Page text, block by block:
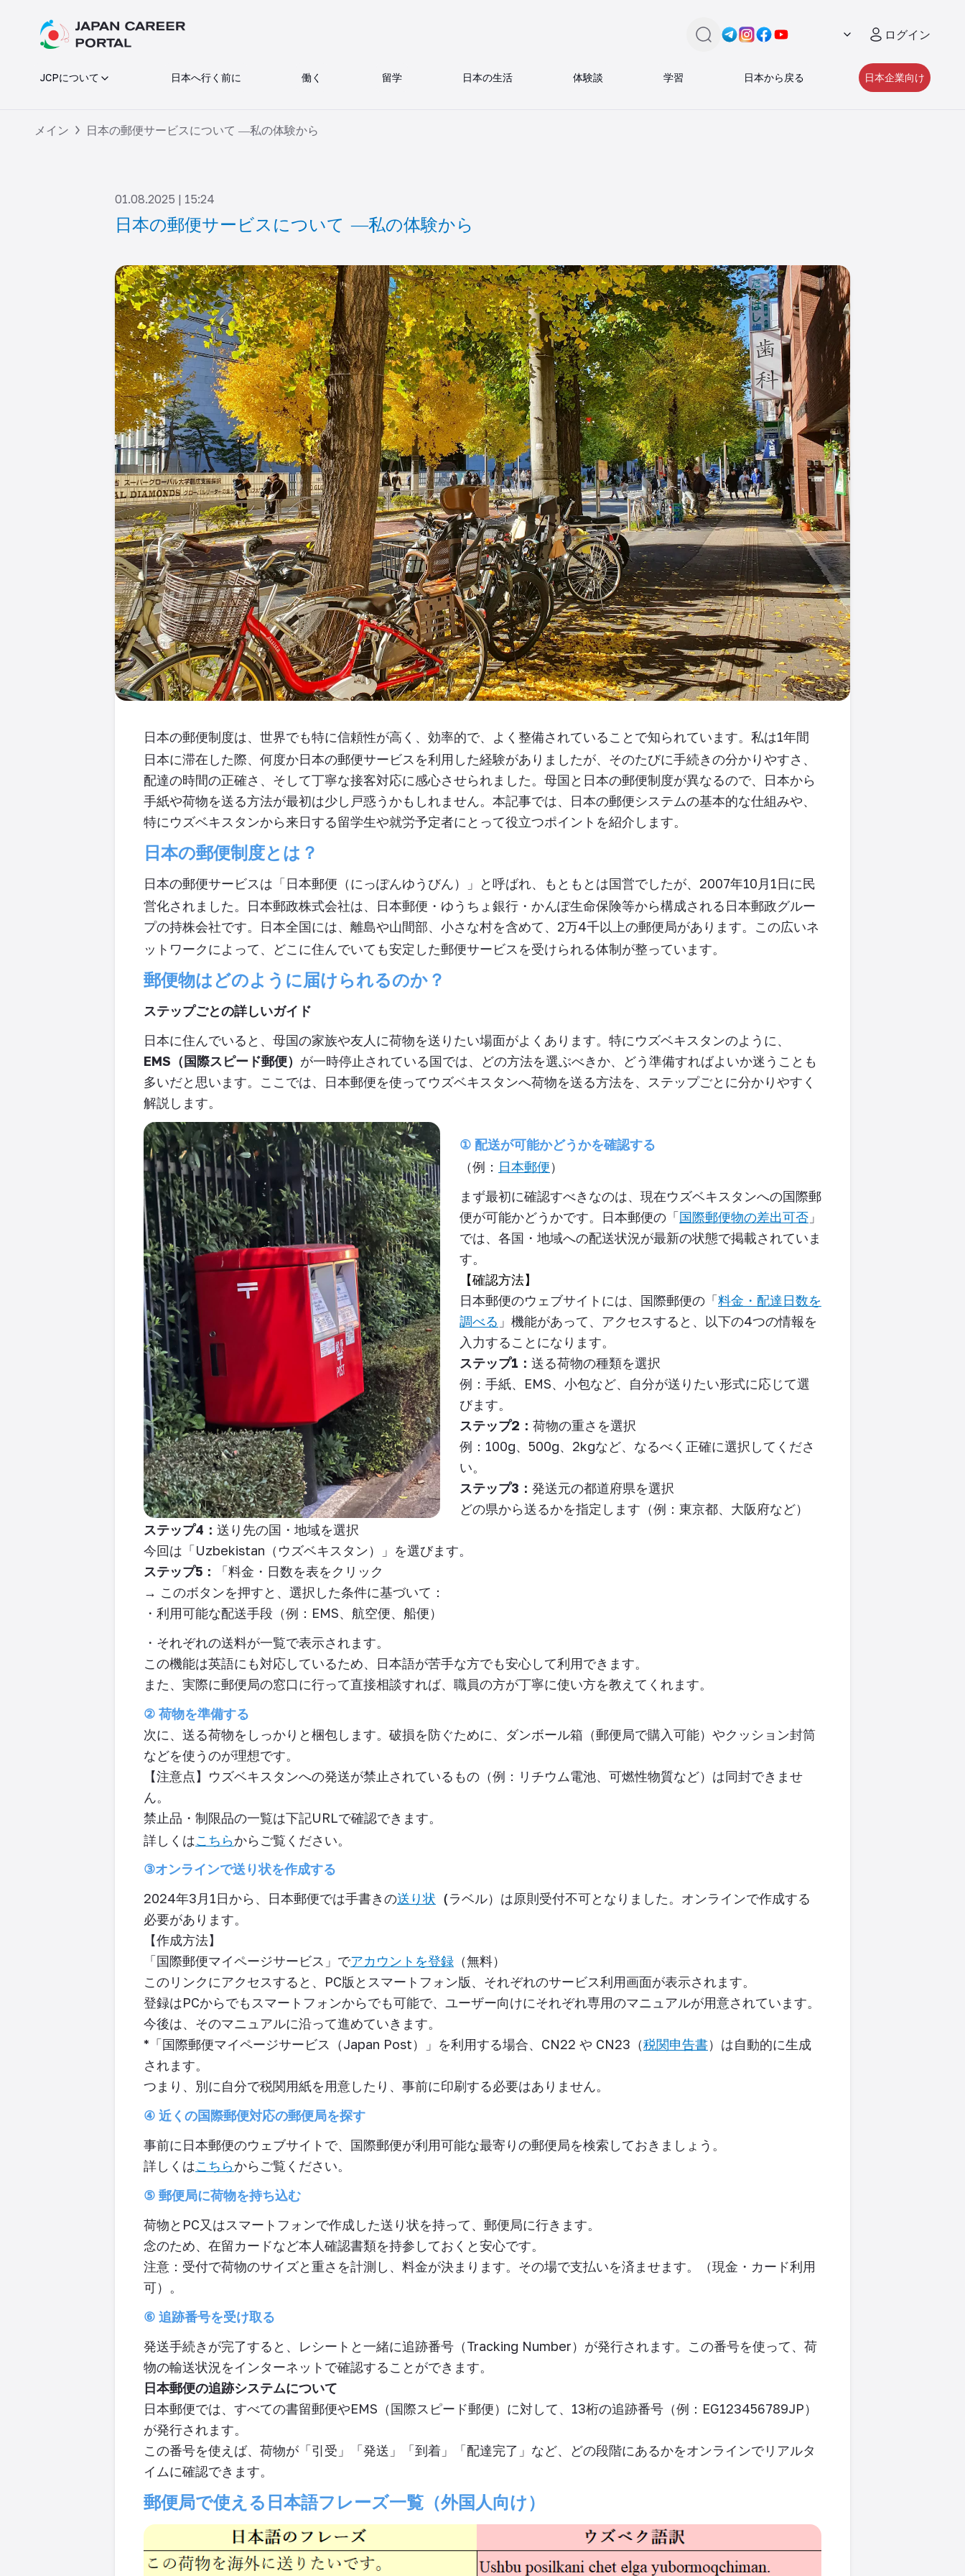
検索
ログイン
JCPについて 日本へ行く前に 働く 留学 日本の生活 体験談 学習 日本から戻る 日本企業向け
メイン 日本の郵便サービスについて ―私の体験から
01.08.2025 | 15:24
日本の郵便サービスについて ―私の体験から
日本の郵便制度は、世界でも特に信頼性が高く、効率的で、よく整備されていることで知られています。私は1年間
日本に滞在した際、何度か日本の郵便サービスを利用した経験がありましたが、そのたびに手続きの分かりやすさ、
配達の時間の正確さ、そして丁寧な接客対応に感心させられました。 母国と日本の郵便制度が異なるので、日本から
手紙や荷物を送る方法が最初は少し戸惑うかもしれません。本記事では、日本の郵便システムの基本的な仕組みや、
特にウズベキスタンから来日する留学生や就労予定者にとって役立つポイントを紹介します。
日本の郵便制度とは？
日本の郵便サービスは「日本郵便（にっぽんゆうびん）」と呼ばれ、もともとは国営でしたが、 2007年10 月 1日に民
営化されました。日本郵政株式会社は、日本郵便・ゆうちょ銀行・かんぽ生命保険等から構成される日本郵政グルー
プの持株会社です。日本全国には、離島や山間部、小さな村を含めて、 2万4千以上の郵便局があります。この広いネ
ットワークによって、どこに住んでいても安定した郵便サービスを受けられる体制が整っています。
郵便物はどのように届けられるのか？
ステップごとの詳しいガイド
日本に住んでいると、母国の家族や友人に荷物を送りたい場面がよくあります。特にウズベキスタンのように、
EMS （国際スピード郵便） が一時停止されている国では、どの方法を選ぶべきか、どう準備すればよいか迷うことも
多いだと思います。ここでは、日本郵便を使ってウズベキスタンへ荷物を送る方法を、ステップごとに分かりやすく
解説します。
① 配送が可能かどうかを確認する
（例： 日本郵便）
まず最初に確認すべきなのは、現在ウズベキスタンへの国際郵
便が可能かどうかです。日本郵便の 「国際郵便物の差出可否 」
では、各国・地域への配送状況が最新の状態で掲載されていま
す。
【確認方法】
日本郵便のウェブサイトには、国際郵便の「料金・配達日数を
調べる 」機能があって、アクセスすると、以下の4つの情報を
入力することになります。
ステップ1 ： 送る荷物の種類を選択
例：手紙、 EMS、小包など、自分が送りたい形式に応じて選
びます。
ステップ2 ： 荷物の重さを選択
例： 100g、 500g、 2kgなど、なるべく正確に選択してくださ
い。
ステップ3 ： 発送元の都道府県を選択
どの県から送るかを指定します（例：東京都、大阪府など）
ステップ4 ： 送り先の国・地域を選択
今回は「Uzbekistan （ウズベキスタン）」を選びます。
ステップ5：
「料金・日数を表をクリック
→ このボタンを押すと、選択した条件に基づいて：
・利用可能な配送手段（例： EMS、航空便、船便）
・それぞれの送料が一覧で表示されます。
この機能は英語にも対応しているため、日本語が苦手な方でも安心して利用できます。
また、実際に郵便局の窓口に行って直接相談すれば、職員の方が丁寧に使い方を教えてくれます。
② 荷物を準備する
次に、送る荷物をしっかりと梱包します。破損を防ぐために、 ダンボール箱（郵便局で購入可能）やクッション封筒
などを使うのが理想です。
【注意点】ウズベキスタンへの発送が禁止されているもの（例：リチウム電池、可燃性物質など）は同封できませ
ん。
禁止品・制限品の一覧は下記URLで確認できます。
詳しくはこちらからご覧ください。
③オンラインで送り状を作成する
2024年3 月 1日から、日本郵便では手書きの送り状 （ラベル）は原則受付不可となりました。オンラインで作成する
必要があります。
【作成方法】
「国際郵便マイページサービス」でアカウントを登録 （無料）
このリンクにアクセスすると、 PC版とスマートフォン版、それぞれのサービス利用画面が表示されます。
登録はPCからでもスマートフォンからでも可能で、ユーザー向けにそれぞれ専用のマニュアルが用意されています。
今後は、そのマニュアルに沿って進めていきます。
* 「国際郵便マイページサービス（Japan Post）」を利用する場合、 CN22 や CN23 （税関申告書）は自動的に生成
されます。
つまり、別に自分で税関用紙を用意したり、事前に印刷する必要はありません。
④ 近くの国際郵便対応の郵便局を探す
事前に日本郵便のウェブサイトで、 国際郵便が利用可能な最寄りの郵便局を検索しておきましょう。
詳しくはこちらからご覧ください。
⑤ 郵便局に荷物を持ち込む
荷物と PC又はスマートフォンで作成した送り状を持って、郵便局に行きます。
念のため、 在留カードなど本人確認書類を持参しておくと安心です。
注意： 受付で荷物のサイズと重さを計測し、料金が決まります。その場で支払いを済ませます。（現金・カード利用
可）。
⑥ 追跡番号を受け取る
発送手続きが完了すると、レシートと一緒に追跡番号（Tracking Number）が発行されます。この番号を使って、荷
物の輸送状況をインターネットで確認することができます。
日本郵便の追跡システムについて
日本郵便では、 すべての書留郵便やEMS （国際スピード郵便）に対して、 13桁の追跡番号 （例： EG123456789JP）
が発行されます。
この番号を使えば、荷物が「引受」「発送」「到着」「配達完了」など、どの段階にあるかをオンラインでリアルタ
イムに確認できます。
郵便局で使える日本語フレーズ一覧（外国人向け）